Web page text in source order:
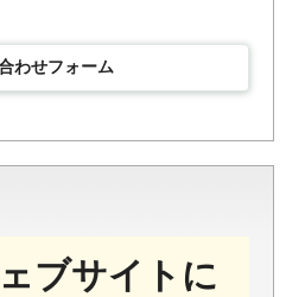
わせフォーム
ブサイトに